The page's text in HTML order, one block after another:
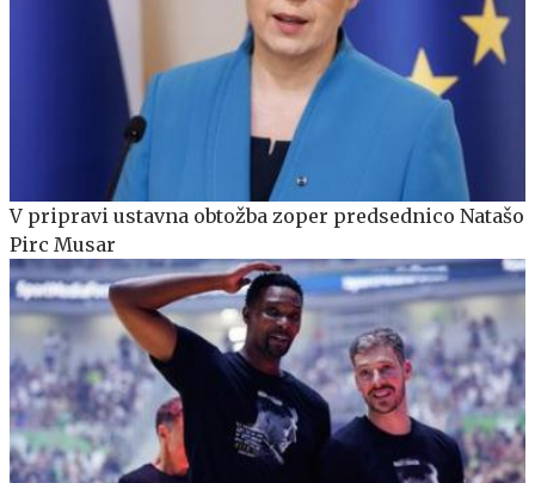
V pripravi ustavna obtožba zoper predsednico Natašo
Pirc Musar